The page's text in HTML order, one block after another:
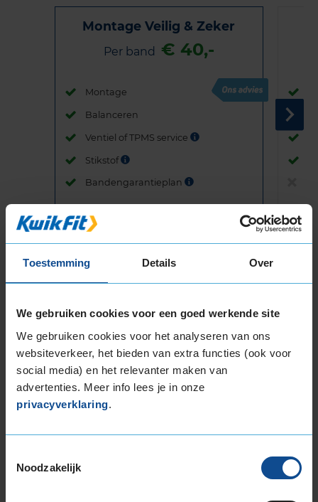
Toestemming Details Over
We gebruiken cookies voor een goed werkende site
We gebruiken cookies voor het analyseren van ons
websiteverkeer, het bieden van extra functies (ook voor
social media) en het relevanter maken van
advertenties. Meer info lees je in onze
privacyverklaring.
Noodzakelijk
Montage Veilig & Zeker
Per band € 40,-
Montage
Balanceren
Ventiel of TPMS service
Stikstof
Bandengarantieplan
of
Beschikbare bandenmaten
16-inch banden
195/55R16 87H
195/55R16 91V EXTRALOAD
195/60R16 89H